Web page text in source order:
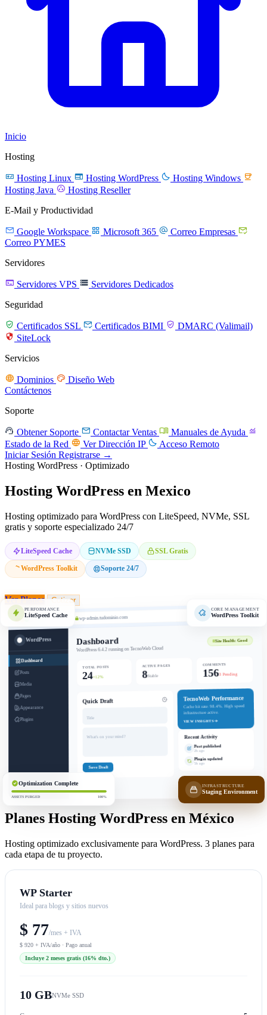
Inicio
Hosting
 Hosting Linux  Hosting WordPress  Hosting Windows 
Hosting Java  Hosting Reseller
E-Mail y Productividad
 Google Workspace  Microsoft 365  Correo Empresas 
Correo PYMES
Servidores
 Servidores VPS  Servidores Dedicados
Seguridad
 Certificados SSL  Certificados BIMI  DMARC (Valimail)
 SiteLock
Servicios
 Dominios  Diseño Web
Contáctenos
Soporte
 Obtener Soporte  Contactar Ventas  Manuales de Ayuda 
Estado de la Red  Ver Dirección IP  Acceso Remoto
Iniciar Sesión Registrarse →
Hosting WordPress · Optimizado
Hosting WordPress en Mexico
Hosting optimizado para WordPress con LiteSpeed, NVMe, SSL
gratis y soporte especializado 24/7
LiteSpeed Cache NVMe SSD SSL Gratis
WordPress Toolkit Soporte 24/7
Ver Planes Cotizar
PERFORMANCE
LiteSpeed Cache
CORE MANAGEMENT
WordPress Toolkit
INFRASTRUCTURE
Staging Environment
Optimization Complete
ASSETS PURGED 100%
wp-admin.tudominio.com
WordPress
Dashboard
Posts
Media
Pages
Appearance
Plugins
Dashboard
WordPress 6.4.2 running on TecnoWeb Cloud
Site Health: Good
TOTAL POSTS
24+12%
ACTIVE PAGES
8Stable
COMMENTS
1563 Pending
Quick Draft
Title
What's on your mind?
Save Draft
TecnoWeb Performance
Cache hit rate: 98.4%. High speed
infrastructure active.
VIEW INSIGHTS
Recent Activity
Post published
2h ago
Plugin updated
5h ago
Planes Hosting WordPress en México
Hosting optimizado exclusivamente para WordPress. 3 planes para
cada etapa de tu proyecto.
WP Starter
Ideal para blogs y sitios nuevos
$ 77/mes + IVA
$ 920 + IVA/año · Pago anual
Incluye 2 meses gratis (16% dto.)
10 GBNVMe SSD